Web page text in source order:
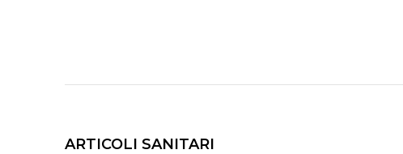
ARTICOLI SANITARI